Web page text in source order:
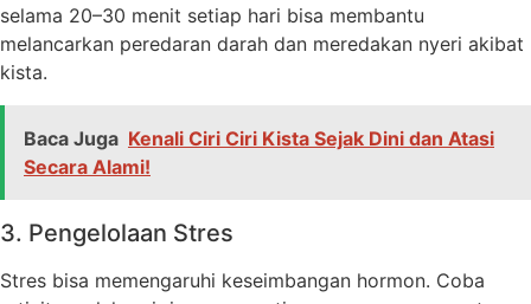
selama 20–30 menit setiap hari bisa membantu
melancarkan peredaran darah dan meredakan nyeri akibat
kista.
Baca Juga Kenali Ciri Ciri Kista Sejak Dini dan Atasi
Secara Alami!
3. Pengelolaan Stres
Stres bisa memengaruhi keseimbangan hormon. Coba